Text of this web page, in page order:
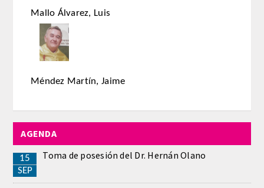
REGLAMENTO
ACADEMICOS
SECCIONES
CIENCIAS BASICAS MEDICAS
HUMANIDADES Y CIENCIAS
MEDICO-JURIDICAS
Mallo Álvarez, Luis
Méndez Martín, Jaime
AGENDA
15
SEP
Toma de posesión del Dr. Hernán Olano